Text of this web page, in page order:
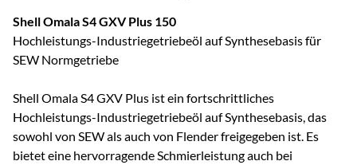
Shell Omala S4 GXV Plus 150
Hochleistungs-Industriegetriebeöl auf Synthesebasis für
SEW Normgetriebe
Shell Omala S4 GXV Plus ist ein fortschrittliches
Hochleistungs-Industriegetriebeöl auf Synthesebasis, das
sowohl von SEW als auch von Flender freigegeben ist. Es
bietet eine hervorragende Schmierleistung auch bei